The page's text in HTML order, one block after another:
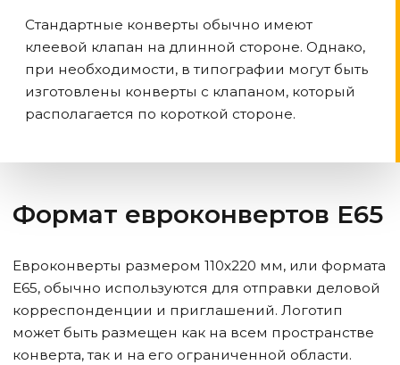
Стандартные конверты обычно имеют
клеевой клапан на длинной стороне. Однако,
при необходимости, в типографии могут быть
изготовлены конверты с клапаном, который
располагается по короткой стороне.
Формат евроконвертов Е65
Евроконверты размером 110х220 мм, или формата
Е65, обычно используются для отправки деловой
корреспонденции и приглашений. Логотип
может быть размещен как на всем пространстве
конверта, так и на его ограниченной области.